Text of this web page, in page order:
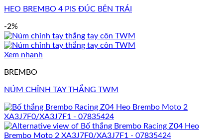
HEO BREMBO 4 PIS ĐÚC BÊN TRÁI
-2%
Xem nhanh
BREMBO
NÚM CHỈNH TAY THẮNG TWM